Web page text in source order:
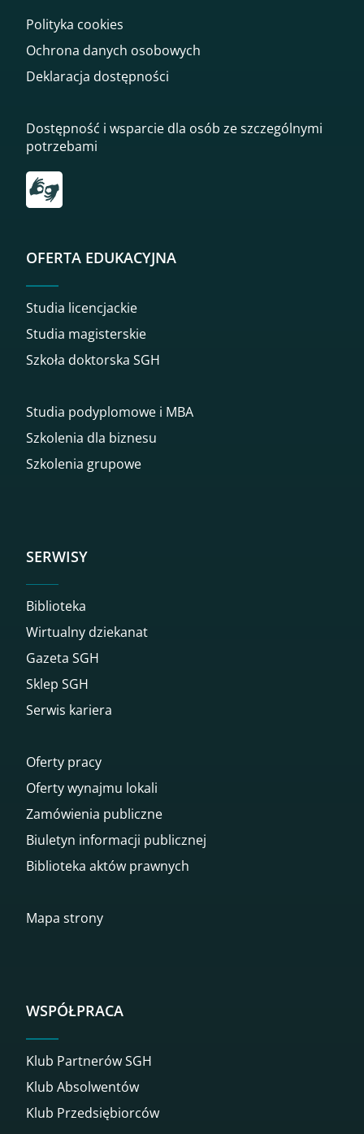
Polityka cookies
Ochrona danych osobowych
Deklaracja dostępności
Dostępność i wsparcie dla osób ze szczególnymi
potrzebami
Przekierowanie do tłumacza on-line języka migowego
OFERTA EDUKACYJNA
Studia licencjackie
Studia magisterskie
Szkoła doktorska SGH
Studia podyplomowe i MBA
Szkolenia dla biznesu
Szkolenia grupowe
SERWISY
Biblioteka
Wirtualny dziekanat
Gazeta SGH
Sklep SGH
Serwis kariera
Oferty pracy
Oferty wynajmu lokali
Zamówienia publiczne
Biuletyn informacji publicznej
Biblioteka aktów prawnych
Mapa strony
WSPÓŁPRACA
Klub Partnerów SGH
Klub Absolwentów
Klub Przedsiębiorców